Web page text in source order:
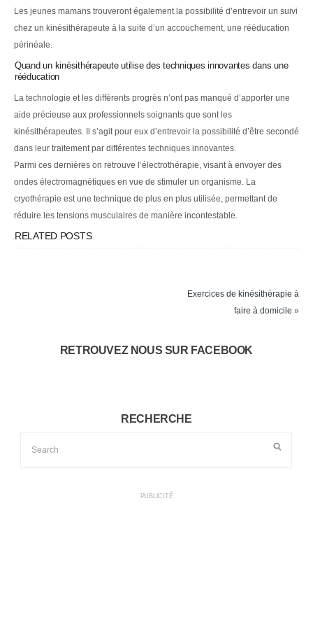
Les jeunes mamans trouveront également la possibilité d’entrevoir un suivi
chez un kinésithérapeute à la suite d’un accouchement, une rééducation
périnéale.
Quand un kinésithérapeute utilise des techniques innovantes dans une
rééducation
La technologie et les différents progrès n’ont pas manqué d’apporter une
aide précieuse aux professionnels soignants que sont les
kinésithérapeutes. Il s’agit pour eux d’entrevoir la possibilité d’être secondé
dans leur traitement par différentes techniques innovantes.
Parmi ces dernières on retrouve l’électrothérapie, visant à envoyer des
ondes électromagnétiques en vue de stimuler un organisme. La
cryothérapie est une technique de plus en plus utilisée, permettant de
réduire les tensions musculaires de manière incontestable.
RELATED POSTS
Exercices de kinésithérapie à
faire à domicile »
RETROUVEZ NOUS SUR FACEBOOK
RECHERCHE
PUBLICITÉ